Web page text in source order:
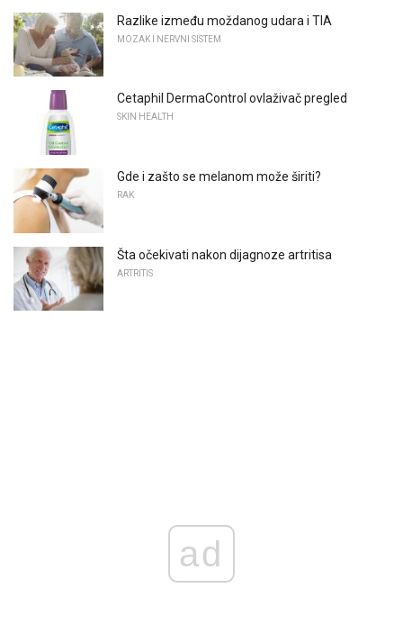
Razlike između moždanog udara i TIA
MOZAK I NERVNI SISTEM
Cetaphil DermaControl ovlaživač pregled
SKIN HEALTH
Gde i zašto se melanom može širiti?
RAK
Šta očekivati ​​nakon dijagnoze artritisa
ARTRITIS
ad